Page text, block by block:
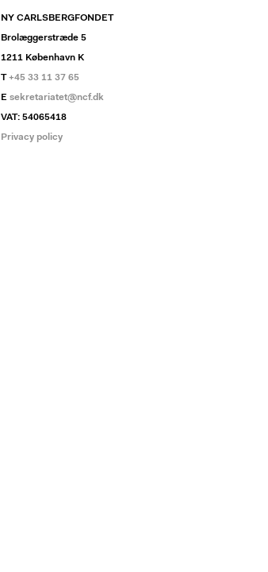
NY CARLSBERGFONDET
Brolæggerstræde 5
1211 København K
T+45 33 11 37 65
E sekretariatet@ncf.dk
VAT: 54065418
Privacy policy